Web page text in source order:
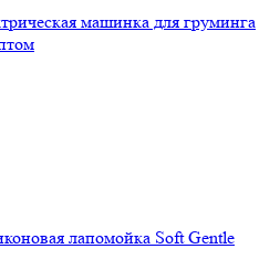
машинка для груминга
лапомойка Soft Gentle